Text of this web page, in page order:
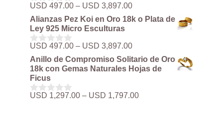
0
d
e
5
USD 497.00 – USD 3,897.00Rango
de
precios:
USD 497.00
USD 3,897.00
Alianzas Pez Koi en Oro 18k o Plata de
Ley 925 Micro Esculturas
0
d
e
5
USD 497.00 – USD 3,897.00Rango
de
precios:
desde
hasta
Anillo de Compromiso Solitario de Oro
18k con Gemas Naturales Hojas de
Ficus
0
USD 1,297.00 – USD 1,797.00Rango